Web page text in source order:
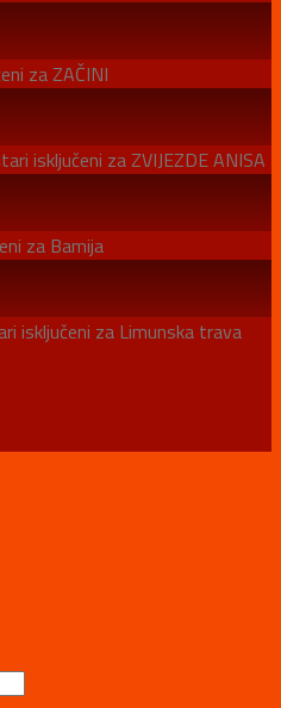
za ZAČINI
isključeni za ZVIJEZDE ANISA
za Bamija
isključeni za Limunska trava